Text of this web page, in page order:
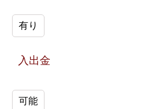
有り
入出金
可能